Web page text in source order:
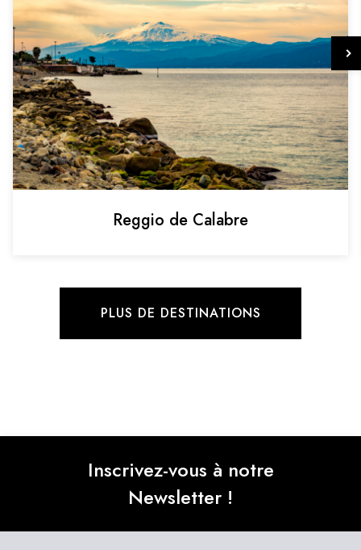
Reggio de Calabre
PLUS DE DESTINATIONS
Inscrivez-vous à notre
Newsletter !